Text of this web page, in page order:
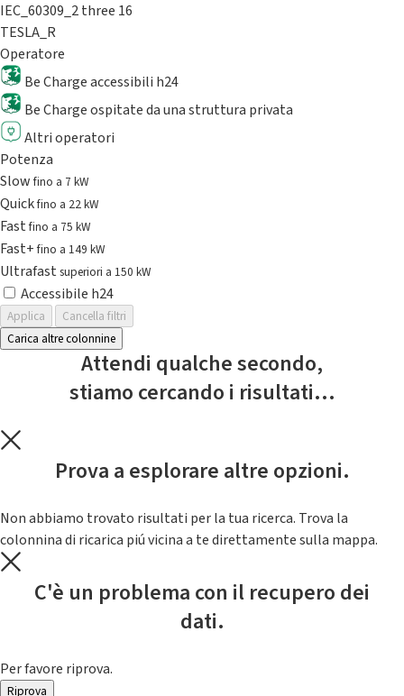
IEC_60309_2 three 16
TESLA_R
Operatore
Be Charge accessibili h24
Be Charge ospitate da una struttura privata
Altri operatori
Potenza
Slowfino a 7 kW
Quickfino a 22 kW
Fastfino a 75 kW
Fast+fino a 149 kW
Ultrafast superiori a 150 kW
Accessibile h24
Applica
Cancella filtri
Carica altre colonnine
Attendi qualche secondo,
stiamo cercando i risultati...
Prova a esplorare altre opzioni.
Non abbiamo trovato risultati per la tua ricerca. Trova la
colonnina di ricarica piú vicina a te direttamente sulla mappa.
C'è un problema con il recupero dei
dati.
Per favore riprova.
Riprova